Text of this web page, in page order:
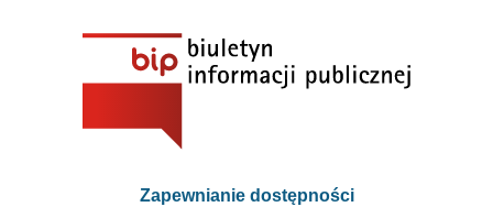
Zapewnianie dostępności